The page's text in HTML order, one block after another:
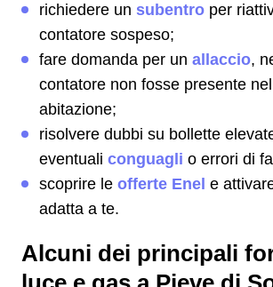
richiedere un subentro per
contatore sospeso;
fare domanda per un allaccio,
contatore non fosse presente
abitazione;
risolvere dubbi su bollette
eventuali conguagli o errori di
scoprire le offerte Enel e
adatta a te.
Alcuni dei principali